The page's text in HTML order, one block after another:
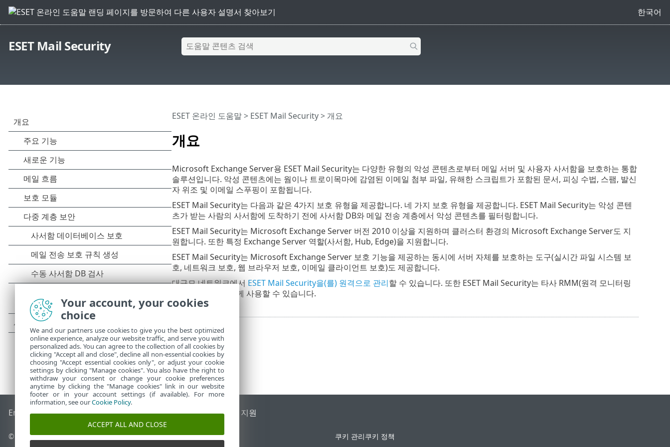
한국어
ESET Mail Security
개요
ESET 온라인 도움말> ESET Mail Security> 개요
Microsoft Exchange Server용 ESET Mail Security는 다양한 유형의 악성 콘텐츠로부터 메일 서버 및 사용자 사서함을 보호하는 통합
솔루션입니다. 악성 콘텐츠에는 웜이나 트로이목마에 감염된 이메일 첨부 파일, 유해한 스크립트가 포함된 문서, 피싱 수법, 스팸, 발신
자 위조 및 이메일 스푸핑이 포함됩니다.
ESET Mail Security는 다음과 같은 4가지 보호 유형을 제공합니다. 네 가지 보호 유형을 제공합니다. ESET Mail Security는 악성 콘텐
츠가 받는 사람의 사서함에 도착하기 전에 사서함 DB와 메일 전송 계층에서 악성 콘텐츠를 필터링합니다.
ESET Mail Security는 Microsoft Exchange Server 버전 2010 이상을 지원하며 클러스터 환경의 Microsoft Exchange Server도 지
원합니다. 또한 특정 Exchange Server 역할(사서함, Hub, Edge)을 지원합니다.
ESET Mail Security는 Microsoft Exchange Server 보호 기능을 제공하는 동시에 서버 자체를 보호하는 도구(실시간 파일 시스템 보
호, 네트워크 보호, 웹 브라우저 보호, 이메일 클라이언트 보호)도 제공합니다.
대규모 네트워크에서 ESET Mail Security을(를) 원격으로 관리할 수 있습니다. 또한 ESET Mail Security는 타사 RMM(원격 모니터링
및 관리) 도구와 함께 사용할 수 있습니다.
End of LifeESET 지식 베이스ESET 포럼ESET Status Portal국가별 지원
© 1992-2026ESET, spol. s r.o. - All rights reserved. 쿠키 관리쿠키 정책
Your account, your cookies
choice
We and our partners use cookies to give you the best optimized
online experience, analyze our website traffic, and serve you with
personalized ads. You can agree to the collection of all cookies by
clicking "Accept all and close", decline all non-essential cookies by
choosing "Accept essential cookies only", or adjust your cookie
settings by clicking "Manage cookies". You also have the right to
withdraw your consent or change your cookie preferences
anytime by clicking the "Manage cookies" link in our website
footer or in your account settings (if available). For more
information, see ourCookie Policy.
ACCEPT ALL AND CLOSE